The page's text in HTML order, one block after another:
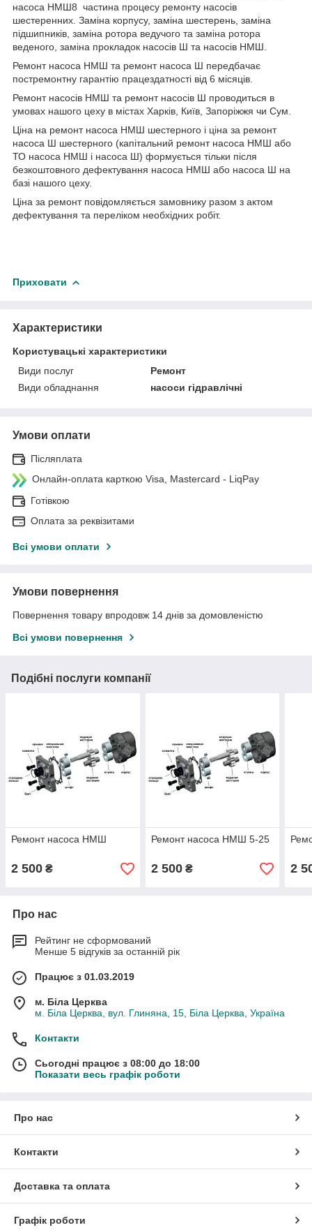
насоса НМШ8 частина процесу ремонту насосів
шестеренних. Заміна корпусу, заміна шестерень, заміна
підшипників, заміна ротора ведучого та заміна ротора
веденого, заміна прокладок насосів Ш та насосів НМШ.
Ремонт насоса НМШ та ремонт насоса Ш передбачає
постремонтну гарантію працездатності від 6 місяців.
Ремонт насосів НМШ та ремонт насосів Ш проводиться в
умовах нашого цеху в містах Харків, Київ, Запоріжжя чи Сум.
Ціна на ремонт насоса НМШ шестерного і ціна за ремонт
насоса Ш шестерного (капітальний ремонт насоса НМШ або
ТО насоса НМШ і насоса Ш) формується тільки після
безкоштовного дефектування насоса НМШ або насоса Ш на
базі нашого цеху.
Ціна за ремонт повідомляється замовнику разом з актом
дефектування та переліком необхідних робіт.
Приховати
Характеристики
Користувацькi характеристики
Види послуг
Ремонт
Види обладнання
насоси гідравлічні
Умови оплати
Післяплата
Онлайн-оплата карткою Visa, Mastercard - LiqPay
Готівкою
Оплата за реквізитами
Всі умови оплати
Умови повернення
Повернення товару впродовж 14 днів за домовленістю
Всі умови повернення
Подібні послуги компанії
Ремонт насоса НМШ
2 500 ₴
Ремонт насоса НМШ 5-25
2 500₴ 2
Про нас
Рейтинг не сформований
Менше 5 відгуків за останній рік
Працює з 01.03.2019
м. Біла Церква
м. Біла Церква, вул. Глиняна, 15, Біла Церква, Україна
Контакти
Сьогодні працює з 08:00 до 18:00
Показати весь графік роботи
Про нас
Контакти
Доставка та оплата
Графік роботи